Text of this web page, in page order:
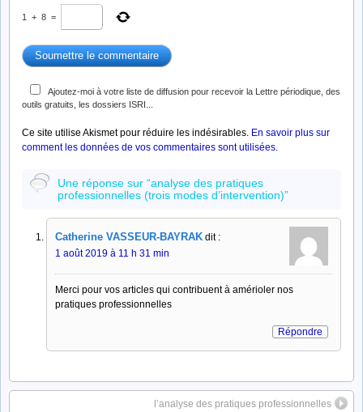
1 + 8 =
Ajoutez-moi à votre liste de diffusion pour recevoir la Lettre périodique, des
outils gratuits, les dossiers ISRI...
Ce site utilise Akismet pour réduire les indésirables. En savoir plus sur
comment les données de vos commentaires sont utilisées
Une réponse sur “analyse des pratiques
professionnelles (trois modes d’intervention)”
Catherine VASSEUR-BAYRAK dit :
1 août 2019 à 11 h 31 min
Merci pour vos articles qui contribuent à amérioler nos
pratiques professionnelles
Répondre
l’analyse des pratiques professionnelles